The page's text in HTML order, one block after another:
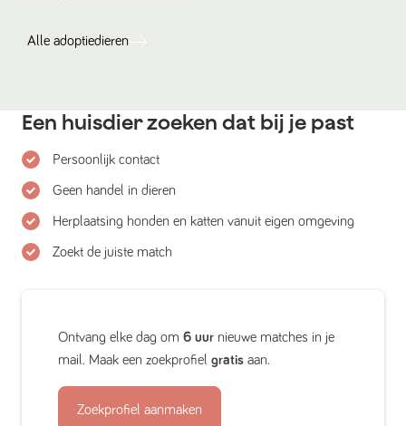
Alle adoptiedieren
Een huisdier zoeken dat bij je past
Persoonlijk contact
Geen handel in dieren
Herplaatsing honden en katten vanuit eigen omgeving
Zoekt de juiste match
Ontvang elke dag om 6 uur nieuwe matches in je
mail. Maak een zoekprofiel gratis aan.
Zoekprofiel aanmaken